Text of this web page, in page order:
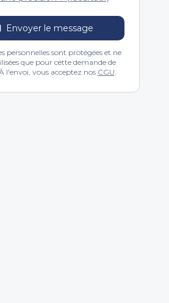
Envoyer le message
personnelles sont protégées et ne
que pour cette demande de
l'envoi, vous acceptez nos CGU.